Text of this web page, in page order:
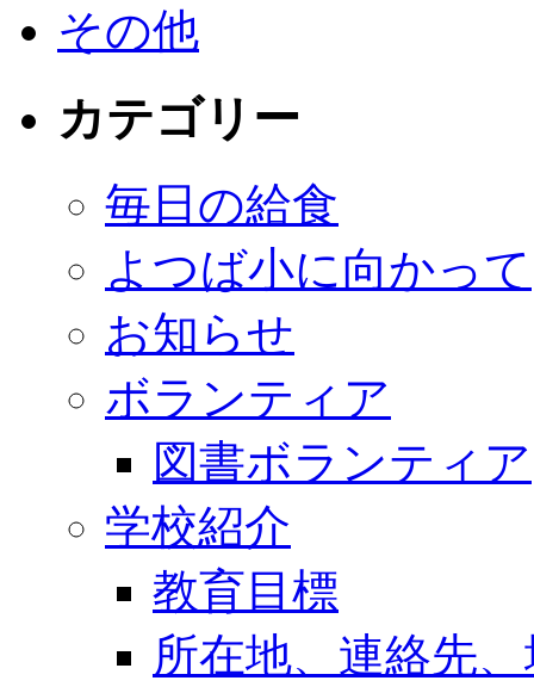
その他
カテゴリー
毎日の給食
よつば小に向かって
お知らせ
ボランティア
図書ボランティア
学校紹介
教育目標
所在地、連絡先